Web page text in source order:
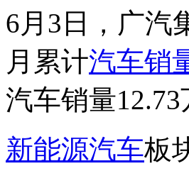
6月3日，广汽
月累计汽车销
汽车销量
新能源汽车板